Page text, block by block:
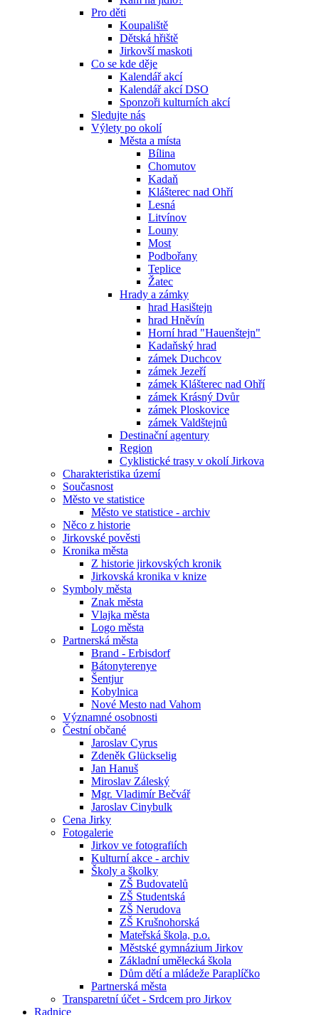
Pro děti
Koupaliště
Dětská hřiště
Jirkovší maskoti
Co se kde děje
Kalendář akcí
Kalendář akcí DSO
Sponzoři kulturních akcí
Sledujte nás
Výlety po okolí
Města a místa
Bílina
Chomutov
Kadaň
Klášterec nad Ohří
Lesná
Litvínov
Louny
Most
Podbořany
Teplice
Žatec
Hrady a zámky
hrad Hasištejn
hrad Hněvín
Horní hrad "Hauenštejn"
Kadaňský hrad
zámek Duchcov
zámek Jezeří
zámek Klášterec nad Ohří
zámek Krásný Dvůr
zámek Ploskovice
zámek Valdštejnů
Destinační agentury
Region
Cyklistické trasy v okolí Jirkova
Charakteristika území
Současnost
Město ve statistice
Město ve statistice - archiv
Něco z historie
Jirkovské pověsti
Kronika města
Z historie jirkovských kronik
Jirkovská kronika v knize
Symboly města
Znak města
Vlajka města
Logo města
Partnerská města
Brand - Erbisdorf
Bátonyterenye
Šentjur
Kobylnica
Nové Mesto nad Vahom
Významné osobnosti
Čestní občané
Jaroslav Cyrus
Zdeněk Glückselig
Jan Hanuš
Miroslav Záleský
Mgr. Vladimír Bečvář
Jaroslav Cinybulk
Cena Jirky
Fotogalerie
Jirkov ve fotografiích
Kulturní akce - archiv
Školy a školky
ZŠ Budovatelů
ZŠ Studentská
ZŠ Nerudova
ZŠ Krušnohorská
Mateřská škola, p.o.
Městské gymnázium Jirkov
Základní umělecká škola
Dům dětí a mládeže Paraplíčko
Partnerská města
Transparetní účet - Srdcem pro Jirkov
Radnice